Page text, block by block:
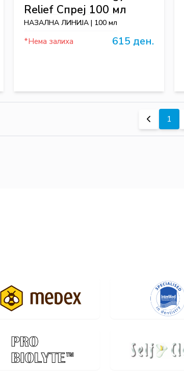
Relief Спреј 100 мл
НАЗАЛНА ЛИНИЈА | 100 мл
*Нема залиха 615 ден.
1